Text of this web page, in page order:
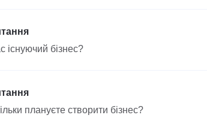
існуючий бізнес?
плануєте створити бізнес?